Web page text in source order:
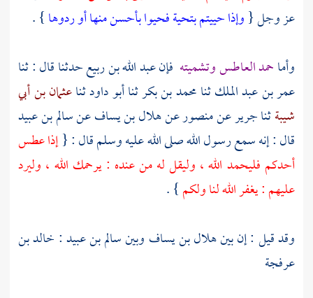
عز وجل {وإذا حييتم بتحية فحيوا بأحسن منها أو ردوها} .
وأماحمد العاطس وتشميته فإنعبد الله بن ربيعحدثنا قال : ثنا
عمر بن عبد الملكثنامحمد بن بكرثناأبو داودثناعثمان بن أبي
شيبةثناجريرعنمنصورعنهلال بن يسافعنسالم بن عبيد
قال : إنه سمع رسول الله صلى الله عليه وسلم قال : {إذا عطس
أحدكم فليحمد الله ، وليقل له من عنده : يرحمك الله ، وليرد
عليهم : يغفر الله لنا ولكم} .
وقد قيل : إن بينهلال بن يساف وبينسالم بن عبيد: خالد بن
عرفجة